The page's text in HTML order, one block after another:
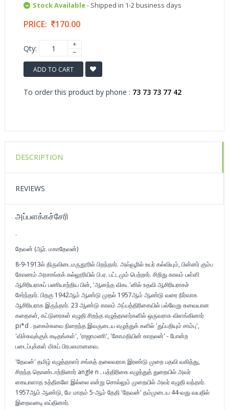
Stock Available- Shipped in 1-2 business days
PRICE: 170.00
Qty:
ADD TO CART
To order this product by phone : 73 73 73 77 42
DESCRIPTION
REVIEWS
அப்பளக்கச்சேரி
.
தேவன் (ஆர். மகாதேவன்)
8-9-1913ல் திருவிடைமருதூரில் பிறந்தார். அவ்வூரில் உயர் கல்வியும், பின்னர் கும்ப
கோணம் அரசாங்கக் கல்லூரியில் பி.ஏ. பட்டமும் பெற்றார். சிறிது காலம் பள்ளி
ஆசிரியராகப் பணியாற்றிய பின், 'ஆனந்த விகட'னில் உதவி ஆசிரியராகச்
சேர்ந்தார். பிறகு 1942ஆம் ஆண்டு முதல் 1957ஆம் ஆண்டு வரை நிர்வாக
ஆசிரியராக இருந்தார். 23 ஆண்டு காலம் அப்பத்திரிகையில் பல்வேறு சுவையான
கதைகள், கட்டுரைகள் எழுதி சிறந்த எழுத்தாளர்களில் ஒருவராக விளங்கினார்
pi*d . நகைச்சுவை நிறைந்த இவருடைய எழுத்துக் களில் 'துப்பறியும் சாம்பு',
'விச்சுவுக்குக் கடிதங்கள்', 'ராஜாமணி', 'கோமதியின் காதலன்' - போன்ற
படைப்புக்கள் மிசுப் பிரபலமானவை.
'தேவன்' தமிழ் எழுத்தாளர் சங்கத் தலைவராக இரண்டு முறை பதவி வகித்து,
சிறந்த தொண்டாற்றினார் angle n . பத்திரிகை எழுத்துத் துறையில் அவர்
கையாளாத உத்திகளே இல்லை என்று சொல்லும் முறையில் அவர் எழுதி வந்தார்.
1957ஆம் ஆண்டு, மே மாதம் 5-ஆம் தேதி 'தேவன்' தம்முடைய 44-வது வயதில்
இறைவனடி எய்தினார்.